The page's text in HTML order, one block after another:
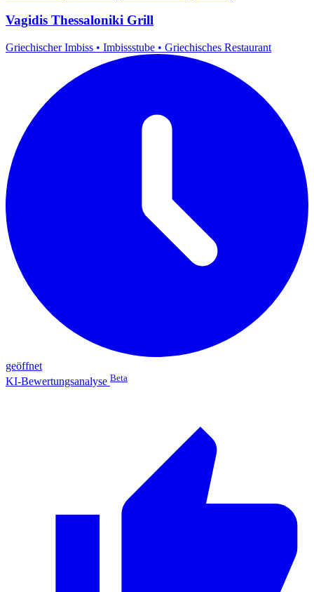
Vagidis Thessaloniki Grill
Griechischer Imbiss • Imbissstube • Griechisches Restaurant
geöffnet
KI-Bewertungsanalyse Beta